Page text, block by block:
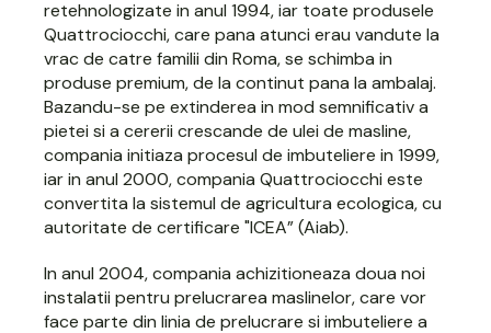
retehnologizate in anul 1994, iar toate produsele
Quattrociocchi, care pana atunci erau vandute la
vrac de catre familii din Roma, se schimba in
produse premium, de la continut pana la ambalaj.
Bazandu-se pe extinderea in mod semnificativ a
pietei si a cererii crescande de ulei de masline,
compania initiaza procesul de imbuteliere in 1999,
iar in anul 2000, compania Quattrociocchi este
convertita la sistemul de agricultura ecologica, cu
autoritate de certificare "ICEA” (Aiab).
In anul 2004, compania achizitioneaza doua noi
instalatii pentru prelucrarea maslinelor, care vor
face parte din linia de prelucrare si imbuteliere a